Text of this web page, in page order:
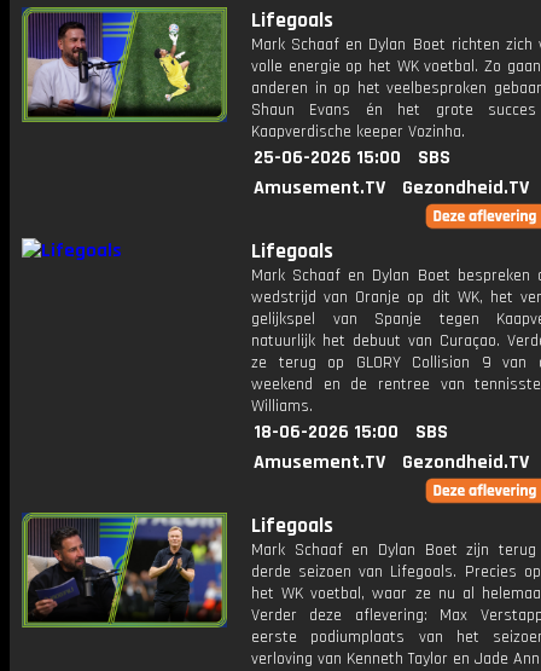
Lifegoals
Mark Schaaf en Dylan Boet richten
volle energie op het WK voetbal. Zo
anderen in op het veelbesproken
Shaun Evans én het grote
Kaapverdische keeper Vozinha.
25-06-2026 15:00
SBS
Amusement.TV
Gezondheid.TV
Lifegoals
Mark Schaaf en Dylan Boet bespreken
wedstrijd van Oranje op dit WK, het
gelijkspel van Spanje tegen
natuurlijk het debuut van Curaçao.
ze terug op GLORY Collision 9 van
weekend en de rentree van
Williams.
18-06-2026 15:00
SBS
Amusement.TV
Gezondheid.TV
Lifegoals
Mark Schaaf en Dylan Boet zijn
derde seizoen van Lifegoals. Precies
het WK voetbal, waar ze nu al
Verder deze aflevering: Max
eerste podiumplaats van het
verloving van Kenneth Taylor en Jade